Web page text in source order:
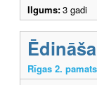
Ilgums:3 gadi
Rīgas 2.